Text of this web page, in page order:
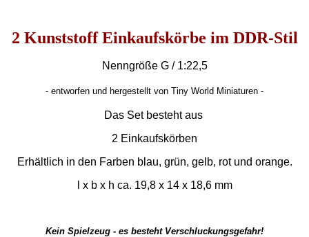
2 Kunststoff Einkaufskörbe im DDR-Stil
Nenngröße G / 1:22,5
- entworfen und hergestellt von Tiny World Miniaturen -
Das Set besteht aus
2 Einkaufskörben
Erhältlich in den Farben blau, grün, gelb, rot und orange.
l x b x h ca. 19,8 x 14 x 18,6 mm
Kein Spielzeug - es besteht Verschluckungsgefahr!